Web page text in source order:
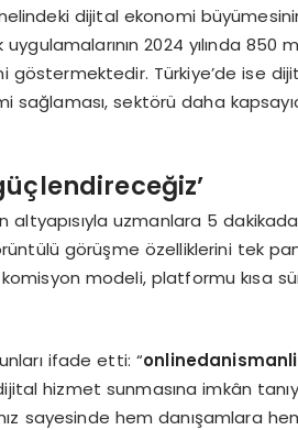
dijital ekonomi
2024 yılında 850
Türkiye’de ise
sağlaması, sektörü daha
altyapısıyla uzmanlara 5
görüşme özelliklerini tek
komisyon modeli, platformu kısa
ifade etti: “
hizmet sunmasına imkân
sayesinde hem danışamlara